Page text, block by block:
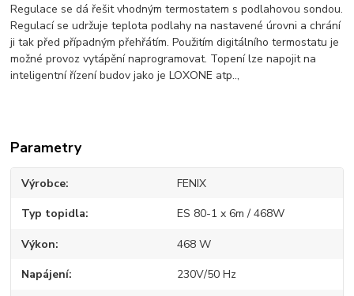
Regulace se dá řešit vhodným termostatem s podlahovou sondou.
Regulací se udržuje teplota podlahy na nastavené úrovni a chrání
ji tak před případným přehřátím. Použitím digitálního termostatu je
možné provoz vytápění naprogramovat. Topení lze napojit na
inteligentní řízení budov jako je LOXONE atp..,
Parametry
Výrobce FENIX
Typ topidla ES 80-1 x 6m / 468W
Výkon 468 W
Napájení 230V/50 Hz